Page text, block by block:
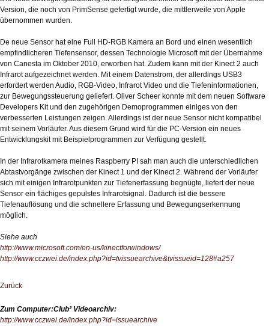
Version, die noch von PrimSense gefertigt wurde, die mittlerweile von Apple
übernommen wurden.
De neue Sensor hat eine Full HD-RGB Kamera an Bord und einen wesentlich
empfindlicheren Tiefensensor, dessen Technologie Microsoft mit der Übernahme
von Canesta im Oktober 2010, erworben hat. Zudem kann mit der Kinect 2 auch
Infrarot aufgezeichnet werden. Mit einem Datenstrom, der allerdings USB3
erfordert werden Audio, RGB-Video, Infrarot Video und die Tiefeninformationen,
zur Bewegungssteuerung geliefert. Oliver Scheer konnte mit dem neuen Software
Developers Kit und den zugehörigen Demoprogrammen einiges von den
verbesserten Leistungen zeigen. Allerdings ist der neue Sensor nicht kompatibel
mit seinem Vorläufer. Aus diesem Grund wird für die PC-Version ein neues
Entwicklungskit mit Beispielprogrammen zur Verfügung gestellt.
In der Infrarotkamera meines Raspberry PI sah man auch die unterschiedlichen
Abtastvorgänge zwischen der Kinect 1 und der Kinect 2. Während der Vorläufer
sich mit einigen Infrarotpunkten zur Tiefenerfassung begnügte, liefert der neue
Sensor ein flächiges gepulstes Infrarotsignal. Dadurch ist die bessere
Tiefenauflösung und die schnellere Erfassung und Bewegungserkennung
möglich.
Siehe auch
http://www.microsoft.com/en-us/kinectforwindows/
http://www.cczwei.de/index.php?id=tvissuearchive&tvissueid=128#a257
Zurück
Zum Computer:Club² Videoarchiv:
http://www.cczwei.de/index.php?id=issuearchive